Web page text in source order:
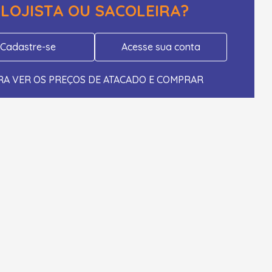
LOJISTA OU SACOLEIRA?
Cadastre-se Acesse sua conta
VER OS PREÇOS DE ATACADO E COMPRAR